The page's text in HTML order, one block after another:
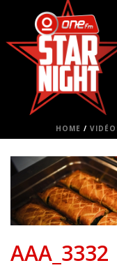
HOME /
AAA_3332